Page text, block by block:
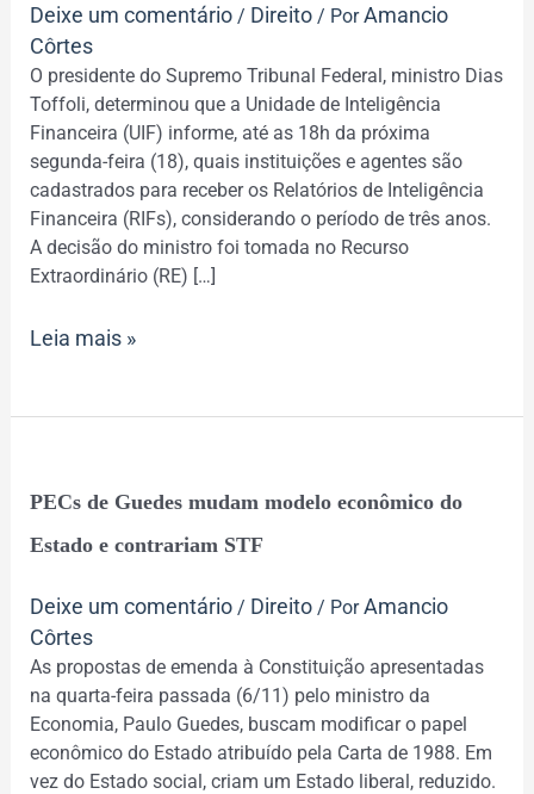
Deixe um comentário / Direito/ PorAmancio
Côrtes
O presidente do Supremo Tribunal Federal, ministro Dias
Toffoli, determinou que a Unidade de Inteligência
Financeira (UIF) informe, até as 18h da próxima
segunda-feira (18), quais instituições e agentes são
cadastrados para receber os Relatórios de Inteligência
Financeira (RIFs), considerando o período de três anos.
A decisão do ministro foi tomada no Recurso
Extraordinário (RE) […]
informe
o
nome
de
agentes
e
instituições
cadastrados
para
receber
de
Leia mais »
PECs de Guedes mudam modelo econômico do
Estado e contrariam STF
Deixe um comentário / Direito/ PorAmancio
Côrtes
As propostas de emenda à Constituição apresentadas
na quarta-feira passada (6/11) pelo ministro da
Economia, Paulo Guedes, buscam modificar o papel
econômico do Estado atribuído pela Carta de 1988. Em
vez do Estado social, criam um Estado liberal, reduzido.
de
Guedes
modelo
econômico
do
Estado
e
contrariam
STF